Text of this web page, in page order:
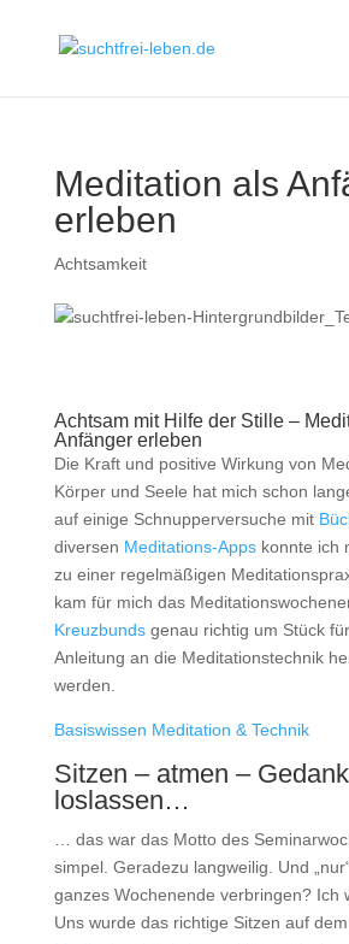
Meditation als
erleben
Achtsamkeit
Achtsam mit Hilfe der Stille –
Anfänger erleben
Die Kraft und positive Wirkung von
Körper und Seele hat mich schon
auf einige Schnupperversuche mit
diversen Meditations-Appskonnte ich
zu einer regelmäßigen
kam für mich das
Kreuzbundsgenau richtig um Stück
Anleitung an die Meditationstechnik
werden.
Basiswissen Meditation & Technik
Sitzen – atmen –
loslassen…
… das war das Motto des
simpel. Geradezu langweilig. Und
ganzes Wochenende verbringen? Ich
Uns wurde das richtige Sitzen auf